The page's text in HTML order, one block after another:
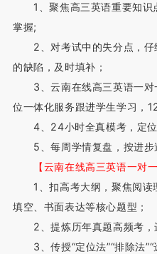
1、聚焦高三英语重要知识
掌握;
2、对考试中的失分点，仔
的缺陷，及时填补；
3、云南在线高三英语一对
位一体化服务跟进学生学习，
4、24小时全真模考，定位
5、每周学情复盘，按进步
【云南在线高三英语一对
1、扣高考大纲，聚焦阅读
填空、书面表达等核心题型；
2、提炼历年真题高频考，
3、传授“定位法”“排除法”“